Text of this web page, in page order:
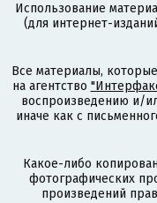
Использование
(для интернет-
Все материалы,
на агентство
воспроизведению и/
иначе как с
Какое-либо
фотографических
произведений